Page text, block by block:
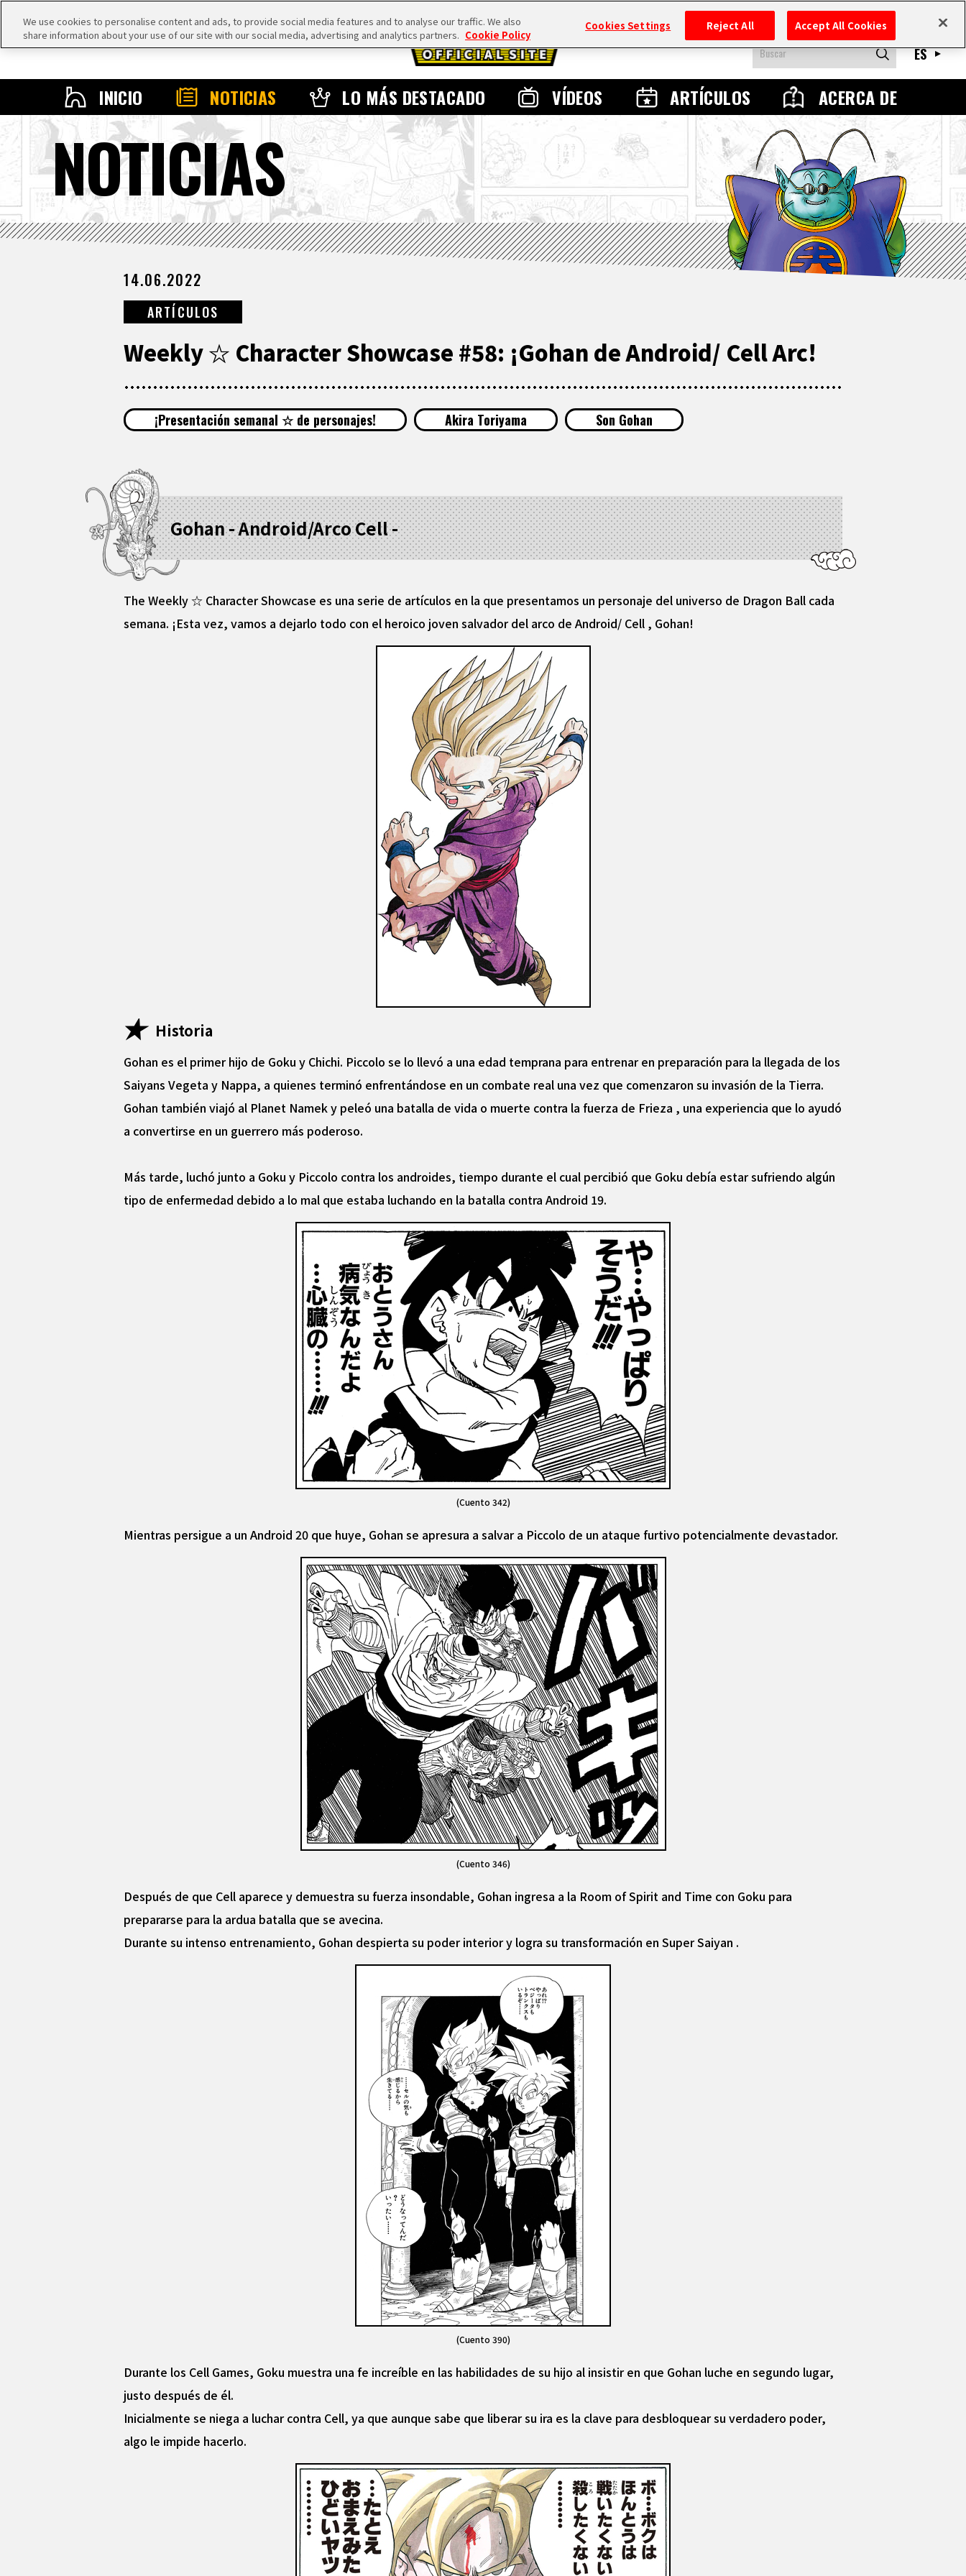
INICIO NOTICIAS LO MÁS DESTACADO VÍDEOS ARTÍCULOS ACERCA DE
ES
NOTICIAS
14.06.2022
ARTÍCULOS
Weekly ☆ Character Showcase #58: ¡Gohan de Android/ Cell Arc!
¡Presentación semanal ☆ de personajes! Akira Toriyama Son Gohan
Gohan - Android/Arco Cell -
The Weekly ☆ Character Showcase es una serie de artículos en la que presentamos un personaje del universo de Dragon Ball cada
semana. ¡Esta vez, vamos a dejarlo todo con el heroico joven salvador del arco de Android/ Cell , Gohan!
Historia
Gohan es el primer hijo de Goku y Chichi. Piccolo se lo llevó a una edad temprana para entrenar en preparación para la llegada de los
Saiyans Vegeta y Nappa, a quienes terminó enfrentándose en un combate real una vez que comenzaron su invasión de la Tierra.
Gohan también viajó al Planet Namek y peleó una batalla de vida o muerte contra la fuerza de Frieza , una experiencia que lo ayudó
a convertirse en un guerrero más poderoso.
Más tarde, luchó junto a Goku y Piccolo contra los androides, tiempo durante el cual percibió que Goku debía estar sufriendo algún
tipo de enfermedad debido a lo mal que estaba luchando en la batalla contra Android 19.
(Cuento 342)
Mientras persigue a un Android 20 que huye, Gohan se apresura a salvar a Piccolo de un ataque furtivo potencialmente devastador.
(Cuento 346)
Después de que Cell aparece y demuestra su fuerza insondable, Gohan ingresa a la Room of Spirit and Time con Goku para
prepararse para la ardua batalla que se avecina.
Durante su intenso entrenamiento, Gohan despierta su poder interior y logra su transformación en Super Saiyan .
(Cuento 390)
Durante los Cell Games, Goku muestra una fe increíble en las habilidades de su hijo al insistir en que Gohan luche en segundo lugar,
justo después de él.
Inicialmente se niega a luchar contra Cell, ya que aunque sabe que liberar su ira es la clave para desbloquear su verdadero poder,
algo le impide hacerlo.
We use cookies to personalise content and ads, to provide social media features and to analyse our traffic. We also
share information about your use of our site with our social media, advertising and analytics partners. Cookie Policy
Cookies Settings Reject All Accept All Cookies